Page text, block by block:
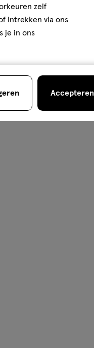
zelf
intrekken via ons
je in ons
Accepteren